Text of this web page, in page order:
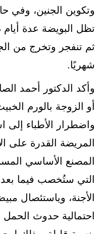
وتكوين الجنين، وفي
تظل البويضة عدة أيام
ثم تنفجر وتخرج من
شهريًا.
وأكد الدكتور أحمد
أو الزوجة بالورم
واضطرار الأطباء إلى
المريضة القدرة على
المصنع الأساسي
التي ستُخصب فيما بعد
الأجنة، وياستئصال
احتمالية حدوث